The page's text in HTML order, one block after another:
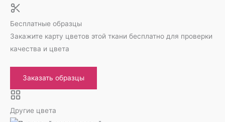
Бесплатные образцы
Закажите карту цветов этой ткани бесплатно для проверки
качества и цвета
Заказать образцы
Другие цвета